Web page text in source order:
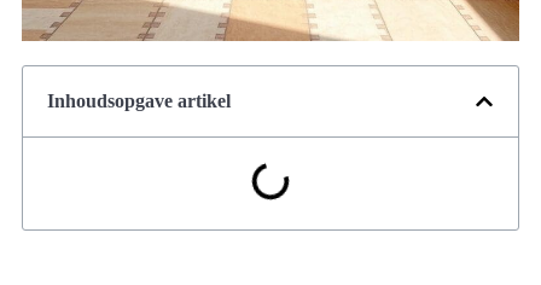
Inhoudsopgave artikel